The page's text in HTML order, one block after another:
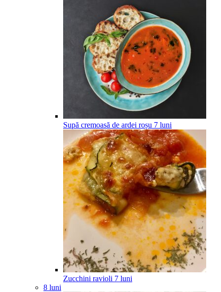
Supă cremoasă de ardei roșu 7 luni
Zucchini ravioli 7 luni
8 luni